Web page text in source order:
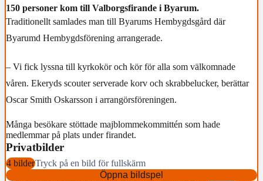
150 personer kom till Valborgsfirande i Byarum.
Traditionellt samlades man till Byarums Hembygdsgård där
Byarumd Hembygdsförening arrangerade.
– Vi fick lyssna till kyrkokör och kör för alla som välkomnade
våren. Ekeryds scouter serverade korv och skrabbelucker, berättar
Oscar Smith Oskarsson i arrangörsföreningen.
Många besökare stöttade majblommekommittén som hade
medlemmar på plats under firandet.
Privatbilder
4 bilderTryck på en bild för fullskärm
Öppna bildspel